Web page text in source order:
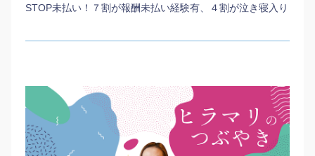
STOP未払い！７割が報酬未払い経験有、４割が泣き寝入り